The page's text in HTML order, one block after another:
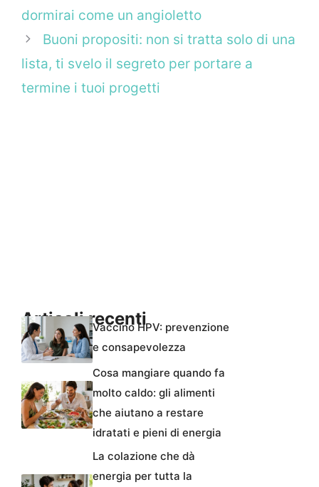
dormirai come un angioletto
Buoni propositi: non si tratta solo di una
lista, ti svelo il segreto per portare a
termine i tuoi progetti
Articoli recentiVaccino HPV: prevenzione
e consapevolezza
Cosa mangiare quando fa
molto caldo: gli alimenti
che aiutano a restare
idratati e pieni di energia
La colazione che dà
energia per tutta la